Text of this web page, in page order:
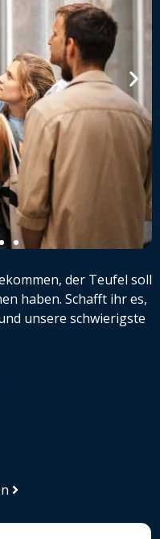
der Teufel soll
haben. Schafft ihr es,
unsere schwierigste